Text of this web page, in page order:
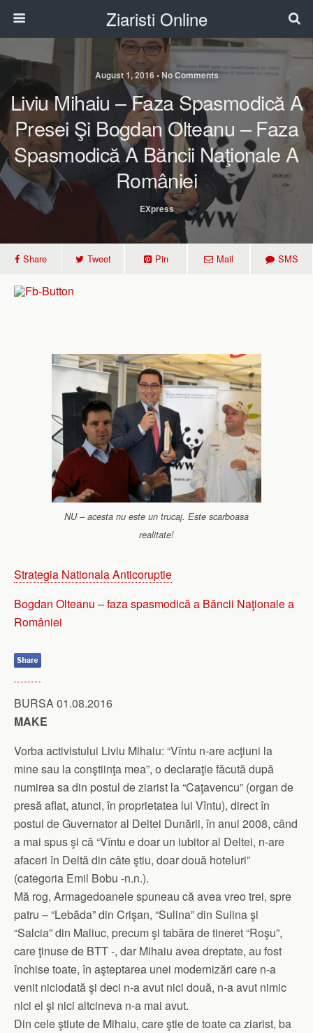
Ziaristi Online
August 1, 2016 • No Comments
Liviu Mihaiu – Faza Spasmodică A
Presei Şi Bogdan Olteanu – Faza
Spasmodică A Băncii Naţionale A
României
EXpress
Share Tweet Pin Mail SMS
NU – acesta nu este un trucaj. Este scarboasa
realitate!
Strategia Nationala Anticoruptie
Bogdan Olteanu – faza spasmodică a Băncii Naţionale a
României
BURSA 01.08.2016
MAKE
Vorba activistului Liviu Mihaiu: “Vîntu n-are acţiuni la
mine sau la conştiinţa mea”, o declaraţie făcută după
numirea sa din postul de ziarist la “Caţavencu” (organ de
presă aflat, atunci, în proprietatea lui Vîntu), direct în
postul de Guvernator al Deltei Dunării, în anul 2008, când
a mai spus şi că “Vîntu e doar un iubitor al Deltei, n-are
afaceri în Deltă din câte ştiu, doar două hoteluri”
(categoria Emil Bobu -n.n.).
Mă rog, Armagedoanele spuneau că avea vreo trei, spre
patru – “Lebăda” din Crişan, “Sulina” din Sulina şi
“Salcia” din Maliuc, precum şi tabăra de tineret “Roşu”,
care ţinuse de BTT -, dar Mihaiu avea dreptate, au fost
închise toate, în aşteptarea unei modernizări care n-a
venit niciodată şi deci n-a avut nici două, n-a avut nimic
nici el şi nici altcineva n-a mai avut.
Din cele ştiute de Mihaiu, care ştie de toate ca ziarist, ba